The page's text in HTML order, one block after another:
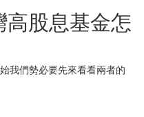
股息基金怎
我們勢必要先來看看兩者的